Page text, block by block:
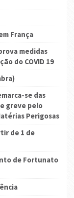
França
medidas
do COVID 19
se das
greve pelo
Perigosas
de 1 de
de Fortunato